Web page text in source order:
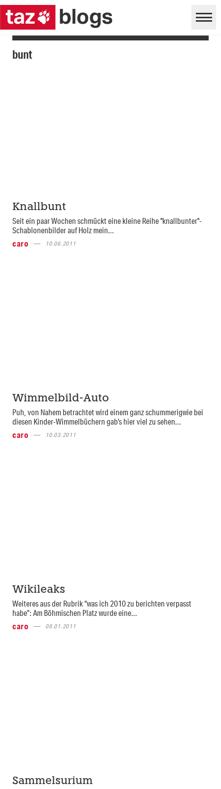
bunt
Knallbunt
Seit ein paar Wochen schmückt eine kleine Reihe "knallbunter"-
Schablonenbilder auf Holz mein...
caro
10.06.2011
Wimmelbild-Auto
Puh, von Nahem betrachtet wird einem ganz schummerigwie bei
diesen Kinder-Wimmelbüchern gab's hier viel zu sehen...
caro
10.03.2011
Wikileaks
Weiteres aus der Rubrik “was ich 2010 zu berichten verpasst
habe”: Am Böhmischen Platz wurde eine...
caro
08.01.2011
Sammelsurium